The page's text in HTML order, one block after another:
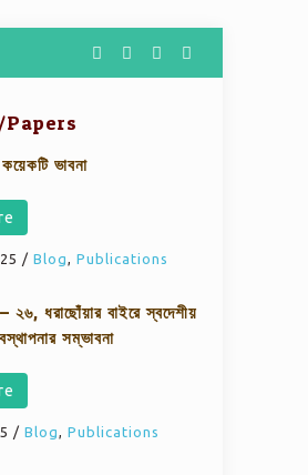
ভাবনা
/ Blog, Publications
২৬, ধরাছোঁয়ার বাইরে স্বদেশীয়
সম্ভাবনা
/ Blog, Publications